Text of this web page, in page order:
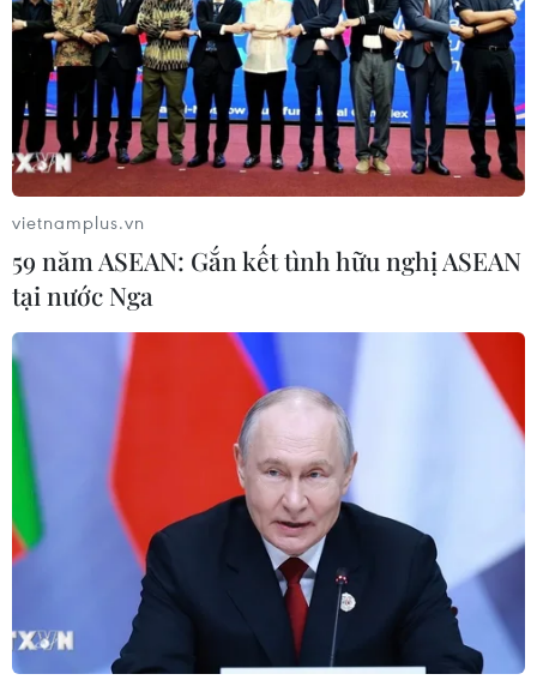
TIN LIÊN QUAN
Chuyên gia Malaysia: Nên đeo 2 khẩu
trang cùng tấm chắn giọt bắn
27/08/2021 08:23
Tổng Thư ký Bộ Y tế Malaysia Noor Hisham Abdullah
cho rằng, cần phải đeo 2 khẩu trang kết hợp tấm chắn
giọt bắn để giảm sự lây truyền của virus SARS-CoV-2.
vietnamplus.vn
59 năm ASEAN: Gắn kết tình hữu nghị ASEAN
tại nước Nga